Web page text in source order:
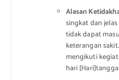
Alasan
singkat dan
tidak dapat
keterangan
mengikuti
hari